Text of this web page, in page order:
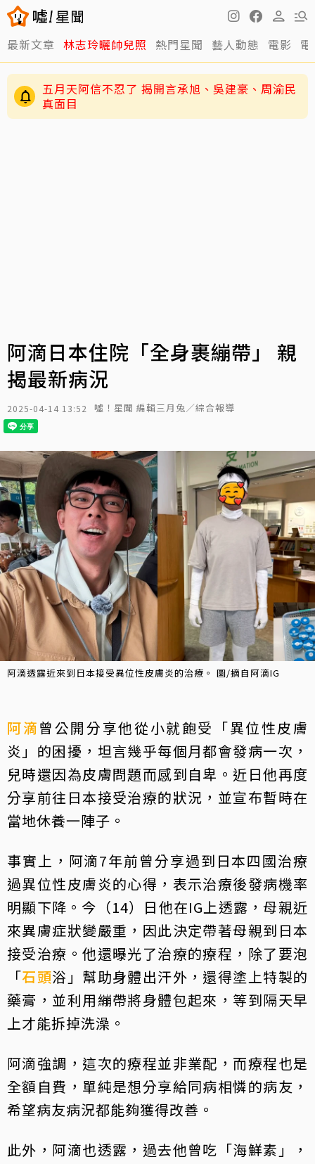
最新文章 林志玲曬帥兒照 熱門星聞 藝人動態 電影
五月天阿信不忍了 揭開言承旭、吳建豪、周渝民
真面目
阿滴日本住院「全身裹繃帶」 親
揭最新病況
2025-04-14 13:52 噓！星聞 編輯三月兔／綜合報導
阿滴透露近來到日本接受異位性皮膚炎的治療。 圖/摘自阿滴IG
阿滴曾公開分享他從小就飽受「異位性皮膚
炎」的困擾，坦言幾乎每個月都會發病一次，
兒時還因為皮膚問題而感到自卑。近日他再度
分享前往日本接受治療的狀況，並宣布暫時在
當地休養一陣子。
事實上，阿滴7年前曾分享過到日本四國治療
過異位性皮膚炎的心得，表示治療後發病機率
明顯下降。今（14）日他在IG上透露，母親近
來異膚症狀變嚴重，因此決定帶著母親到日本
接受治療。他還曝光了治療的療程，除了要泡
「石頭浴」幫助身體出汗外，還得塗上特製的
藥膏，並利用繃帶將身體包起來，等到隔天早
上才能拆掉洗澡。
阿滴強調，這次的療程並非業配，而療程也是
全額自費，單純是想分享給同病相憐的病友，
希望病友病況都能夠獲得改善。
此外，阿滴也透露，過去他曾吃「海鮮素」，